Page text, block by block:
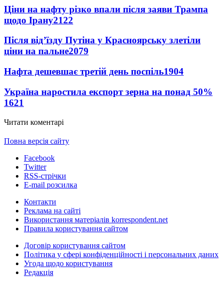
Ціни на нафту різко впали після заяви Трампа
щодо Ірану2122
Після від’їзду Путіна у Красноярську злетіли
ціни на пальне2079
Нафта дешевшає третій день поспіль1904
Україна наростила експорт зерна на понад 50%
1621
Читати коментарі
Повна версія сайту
Facebook
Twitter
RSS-стрічки
E-mail розсилка
Контакти
Реклама на сайті
Використання матеріалів korrespondent.net
Правила користування сайтом
Договір користування сайтом
Політика у сфері конфіденційності і персональних даних
Угода щодо користування
Редакція